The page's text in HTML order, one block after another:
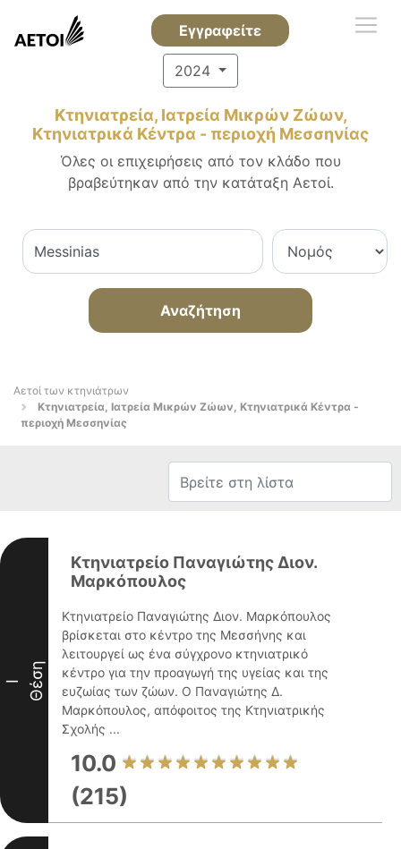
Εγγραφείτε
2024
Κτηνιατρεία, Ιατρεία Μικρών Ζώων,
Κτηνιατρικά Κέντρα - περιοχή Μεσσηνίας
Όλες οι επιχειρήσεις από τον κλάδο που
βραβεύτηκαν από την κατάταξη Αετοί.
Αναζήτηση
Αετοί των κτηνιάτρων
Κτηνιατρεία, Ιατρεία Μικρών Ζώων, Κτηνιατρικά Κέντρα -
περιοχή Μεσσηνίας
I Θέση
Κτηνιατρείο Παναγιώτης Διον.
Μαρκόπουλος
Κτηνιατρείο Παναγιώτης Διον. Μαρκόπουλος
βρίσκεται στο κέντρο της Μεσσήνης και
λειτουργεί ως ένα σύγχρονο κτηνιατρικό
κέντρο για την προαγωγή της υγείας και της
ευζωίας των ζώων. Ο Παναγιώτης Δ.
Μαρκόπουλος, απόφοιτος της Κτηνιατρικής
Σχολής ...
10.0
(215)